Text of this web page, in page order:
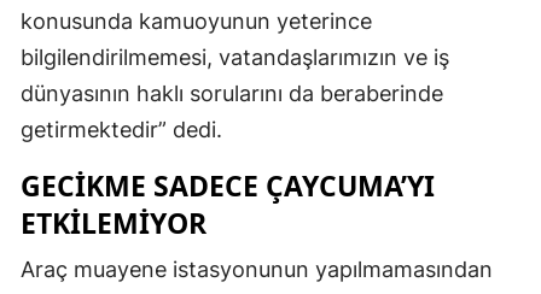
konusunda kamuoyunun yeterince
bilgilendirilmemesi, vatandaşlarımızın ve iş
dünyasının haklı sorularını da beraberinde
getirmektedir” dedi.
GECİKME SADECE ÇAYCUMA’YI
ETKİLEMİYOR
Araç muayene istasyonunun yapılmamasından